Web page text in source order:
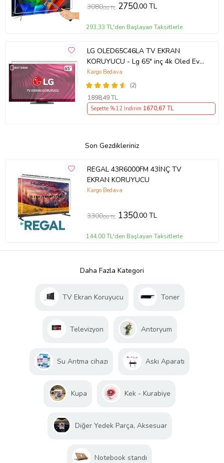
3080,00 TL 2750,00 TL
293,33 TL'den Başlayan Taksitlerle
LG OLED65C46LA TV EKRAN
KORUYUCU - Lg 65" inç 4k Oled Evo
Ekran Koruyucu
(2)
Kargo Bedava
1898,49 TL
Sepette %12 İndirim 1670,67 TL
Son Gezdikleriniz
REGAL 43R6000FM 43İNÇ TV
EKRAN KORUYUCU
Kargo Bedava
3300,00 TL 1350,00 TL
144,00 TL'den Başlayan Taksitlerle
Daha Fazla Kategori
TV Ekran Koruyucu Toner
Televizyon Antoryum
Su Arıtma cihazı Askı Aparatı
Kupa Kek - Kurabiye
Diğer Yedek Parça, Aksesuar
Notebook standı